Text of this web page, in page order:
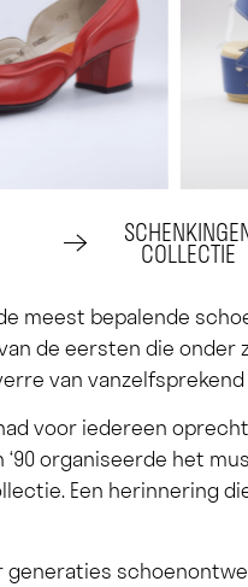
COLLECTIE
meest bepalende
de eersten die onder
van vanzelfsprekend
voor iedereen
organiseerde het
Een herinnering